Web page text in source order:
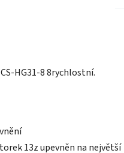
HG31-8 8rychlostní.
13z upevněn na největší